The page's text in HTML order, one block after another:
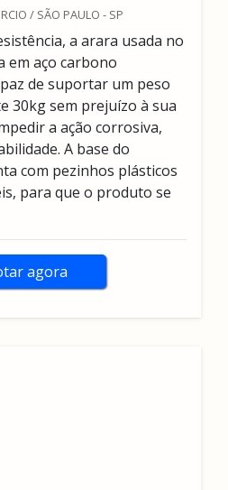
/ SÃO PAULO - SP
a arara usada no
em aço carbono
de suportar um peso
30kg sem prejuízo à sua
a ação corrosiva,
A base do
com pezinhos plásticos
para que o produto se
agora